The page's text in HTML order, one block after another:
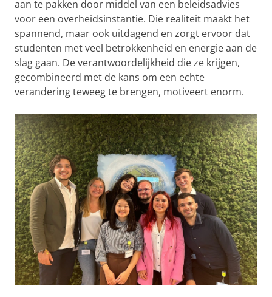
aan te pakken door middel van een beleidsadvies
voor een overheidsinstantie. Die realiteit maakt het
spannend, maar ook uitdagend en zorgt ervoor dat
studenten met veel betrokkenheid en energie aan de
slag gaan. De verantwoordelijkheid die ze krijgen,
gecombineerd met de kans om een echte
verandering teweeg te brengen, motiveert enorm.